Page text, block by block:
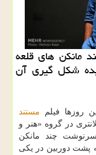
مانكن های قلعه
شكل گیری آن
روزها فیلم مستند
در گروه «هنر و
چند مانكن
پشت دوربین در یكی